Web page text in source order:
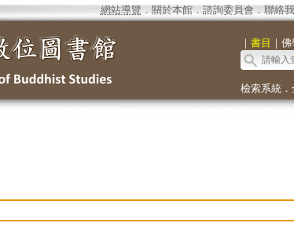
網站導覽 ． 關於本館． 諮詢委員會． 聯絡
｜ 書目 ｜ 佛
檢索系統．